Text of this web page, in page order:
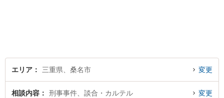
エリア 三重県、桑名市 変更
相談内容 刑事事件、談合・カルテル 変更